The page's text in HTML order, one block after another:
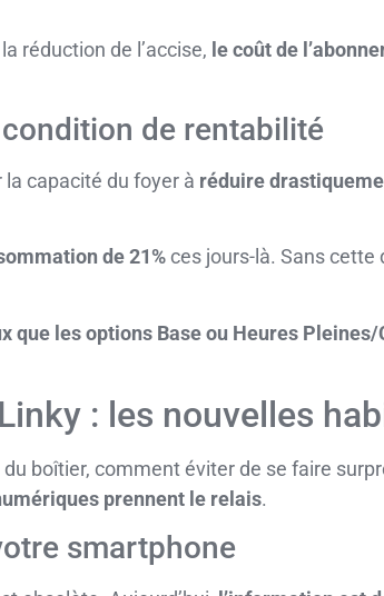
réduction de l’accise, le coût de
de rentabilité
la capacité du foyer à réduire
de 21%ces jours-là. Sans cette
que les options Base ou Heures Pleines/
: les nouvelles
boîtier, comment éviter de se faire
prennent le relais.
smartphone